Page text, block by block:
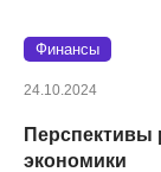
Финансы
24.10.2024
Перспективы
экономики